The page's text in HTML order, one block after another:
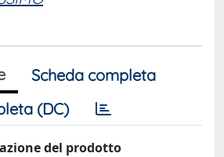
Scheda completa
(DC)
del prodotto